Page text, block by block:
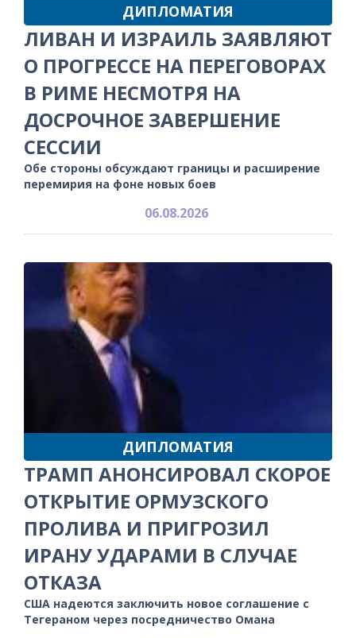
ДИПЛОМАТИЯ
ЛИВАН И ИЗРАИЛЬ ЗАЯВЛЯЮТ
О ПРОГРЕССЕ НА ПЕРЕГОВОРАХ
В РИМЕ НЕСМОТРЯ НА
ДОСРОЧНОЕ ЗАВЕРШЕНИЕ
СЕССИИ
Обе стороны обсуждают границы и расширение
перемирия на фоне новых боев
06.08.2026
ДИПЛОМАТИЯ
ТРАМП АНОНСИРОВАЛ СКОРОЕ
ОТКРЫТИЕ ОРМУЗСКОГО
ПРОЛИВА И ПРИГРОЗИЛ
ИРАНУ УДАРАМИ В СЛУЧАЕ
ОТКАЗА
США надеются заключить новое соглашение с
Тегераном через посредничество Омана